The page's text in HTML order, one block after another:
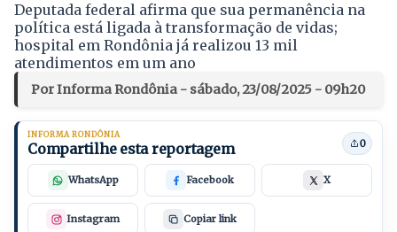
Deputada federal afirma que sua permanência na
política está ligada à transformação de vidas;
hospital em Rondônia já realizou 13 mil
atendimentos em um ano
Por Informa Rondônia - sábado, 23/08/2025 - 09h20
INFORMA RONDÔNIA
Compartilhe esta reportagem 0
WhatsApp Facebook X
Instagram Copiar link